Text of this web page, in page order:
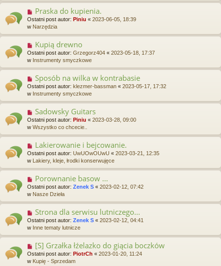
o
t
N
o
w
o
s
t
Praska do kupienia.
Ostatni post autor: Piniu « 2023-06-05, 18:39
w Narzędzia
N
o
w
o
s
t
Kupią drewno
Ostatni post autor: Grzegorz404 « 2023-05-18, 17:37
w Instrumenty smyczkowe
N
o
w
o
s
t
Sposób na wilka w kontrabasie
Ostatni post autor: klezmer-bassman « 2023-05-17, 17:32
w Instrumenty smyczkowe
N
o
w
o
s
t
Sadowsky Guitars
Ostatni post autor: Piniu « 2023-03-28, 09:00
w Wszystko co chcecie..
N
o
w
o
s
t
Lakierowanie i bejcowanie.
Ostatni post autor: UwUOwOUwU « 2023-03-21, 12:35
w
Lakiery, kleje, łrodki konserwujęce
N
o
w
o
s
t
Porownanie basow ...
Ostatni post autor: Zenek S « 2023-02-12, 07:42
w Nasze Dzieła
N
o
w
s
t
Strona dla serwisu lutniczego...
Ostatni post autor: Zenek S « 2023-02-12, 04:41
w Inne tematy lutnicze
N
o
w
[S] Grzałka łźelazko do giącia boczków
Ostatni post autor: PiotrCh « 2023-01-20, 11:24
w Kupię - Sprzedam